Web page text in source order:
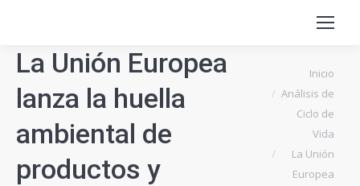
La Unión Europea
lanza la huella
ambiental de
productos y
Estás aquí:Inicio
Análisis de
Ciclo de
Vida
La Unión
Europea